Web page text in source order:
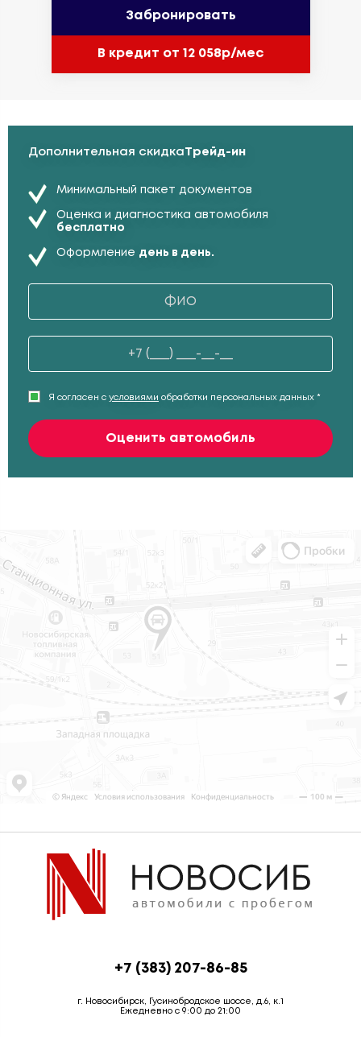
Забронировать
В кредит от 12 058р/мес
Дополнительная скидкаТрейд-ин
Минимальный пакет документов
Оценка и диагностика автомобиля
бесплатно
Оформление день в день.
Я согласен с условиями обработки персональных данных *
Оценить автомобиль
+7 (383) 207-86-85
г. Новосибирск, Гусинобродское шоссе, д.6, к.1
Ежедневно с 9:00 до 21:00